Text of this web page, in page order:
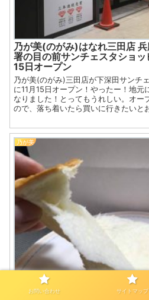
乃が美(のがみ)はなれ三田店
署の目の前サンチェスタショッ
15日オープン
乃が美(のがみ)三田店が下深田サンチ
に11月15日オープン！やったー！地元
なりました！とってもうれしい。オー
ので、落ち着いたら買いに行きたいと
乃が美
お問い合わせ サイトマップ